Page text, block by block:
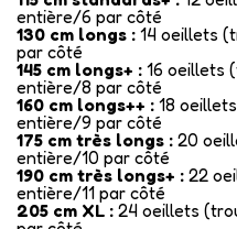
entière/6 par côté
130 cm longs : 14 oeillets
par côté
145 cm longs+ : 16 oeillets
entière/8 par côté
160 cm longs++ : 18
entière/9 par côté
175 cm très longs : 20
entière/10 par côté
190 cm très longs+ : 22
entière/11 par côté
205 cm XL : 24 oeillets